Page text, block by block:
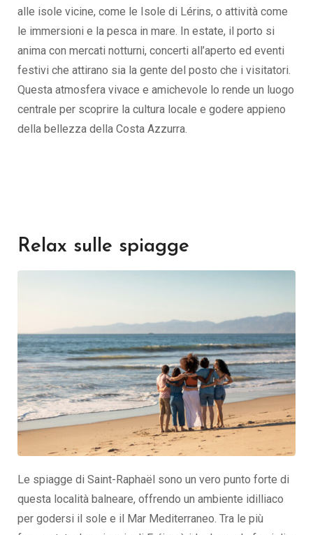
alle isole vicine, come le Isole di Lérins, o attività come
le immersioni e la pesca in mare. In estate, il porto si
anima con mercati notturni, concerti all’aperto ed eventi
festivi che attirano sia la gente del posto che i visitatori.
Questa atmosfera vivace e amichevole lo rende un luogo
centrale per scoprire la cultura locale e godere appieno
della bellezza della Costa Azzurra.
Relax sulle spiagge
Le spiagge di Saint-Raphaël sono un vero punto forte di
questa località balneare, offrendo un ambiente idilliaco
per godersi il sole e il Mar Mediterraneo. Tra le più